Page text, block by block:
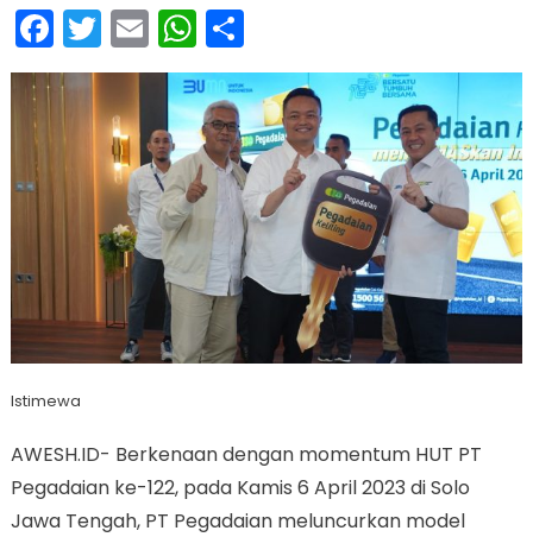
Facebook
Twitter
EmailWhatsApp
Share
Istimewa
AWESH.ID- Berkenaan dengan momentum HUT PT
Pegadaian ke-122, pada Kamis 6 April 2023 di Solo
Jawa Tengah, PT Pegadaian meluncurkan model